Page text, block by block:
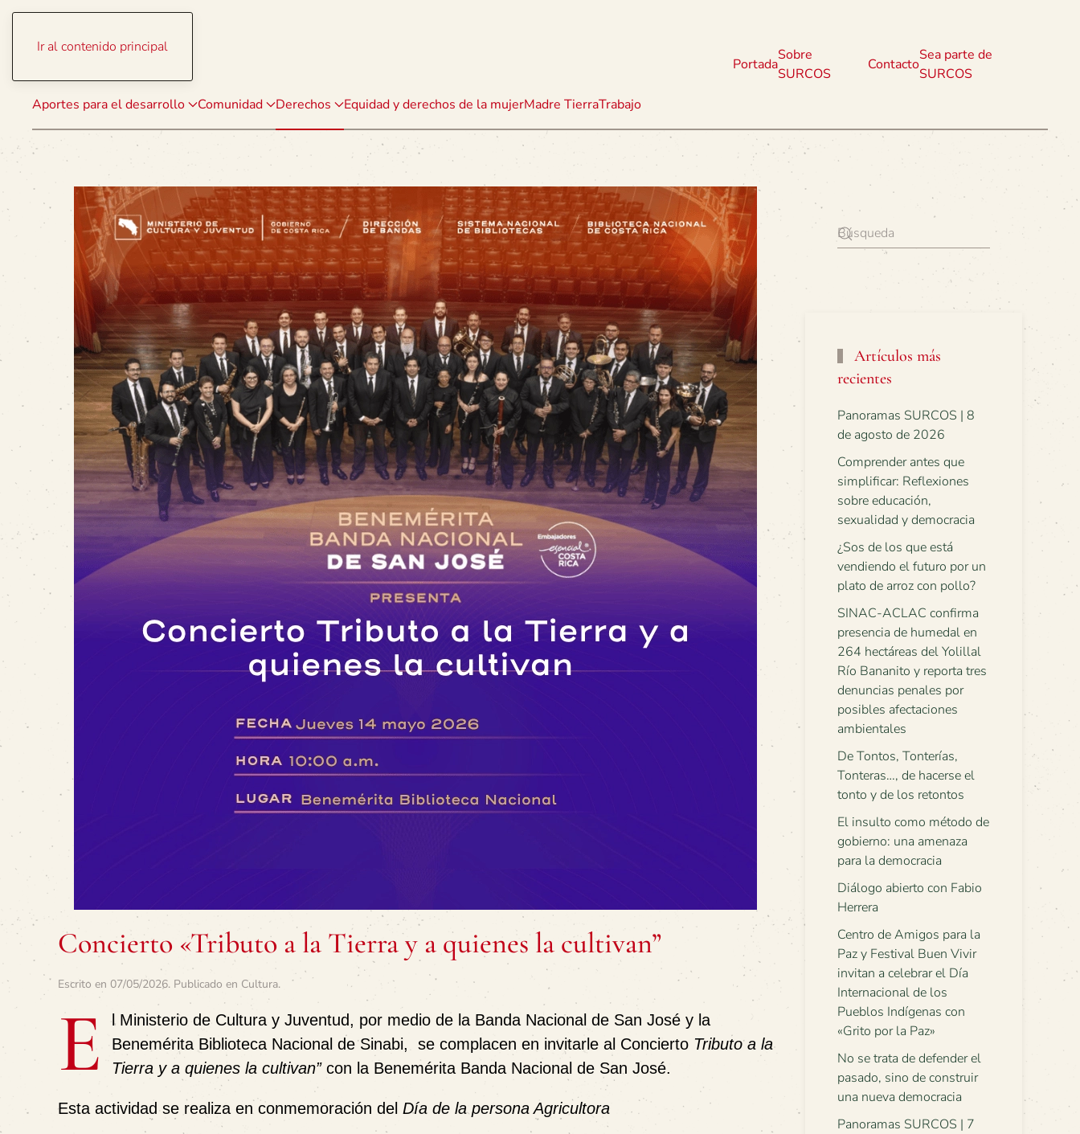
Ir al contenido principal
Aportes para el desarrollo Comunidad Derechos Equidad y derechos de la mujerMadre TierraTrabajo
Portada
Sobre
SURCOS
Contacto
Sea parte de
SURCOS
Concierto «Tributo a la Tierra y a quienes la cultivan”
Escrito en 07/05/2026. Publicado en Cultura.
E
l Ministerio de Cultura y Juventud, por medio de la Banda Nacional de San José y la
Benemérita Biblioteca Nacional de Sinabi, se complacen en invitarle al Concierto Tributo a la
Tierra y a quienes la cultivan” con la Benemérita Banda Nacional de San José.
Esta actividad se realiza en conmemoración del Día de la persona Agricultora
Artículos más
recientes
Panoramas SURCOS | 8
de agosto de 2026
Comprender antes que
simplificar: Reflexiones
sobre educación,
sexualidad y democracia
¿Sos de los que está
vendiendo el futuro por un
plato de arroz con pollo?
SINAC-ACLAC confirma
presencia de humedal en
264 hectáreas del Yolillal
Río Bananito y reporta tres
denuncias penales por
posibles afectaciones
ambientales
De Tontos, Tonterías,
Tonteras…, de hacerse el
tonto y de los retontos
El insulto como método de
gobierno: una amenaza
para la democracia
Diálogo abierto con Fabio
Herrera
Centro de Amigos para la
Paz y Festival Buen Vivir
invitan a celebrar el Día
Internacional de los
Pueblos Indígenas con
«Grito por la Paz»
No se trata de defender el
pasado, sino de construir
una nueva democracia
Panoramas SURCOS | 7